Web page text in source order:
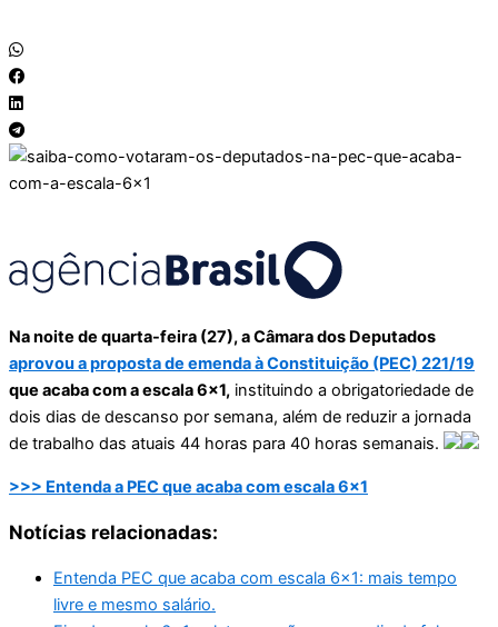
Na noite de quarta-feira (27), a Câmara dos Deputados
aprovou a proposta de emenda à Constituição (PEC) 221/19
que acaba com a escala 6×1, instituindo a obrigatoriedade de
dois dias de descanso por semana, além de reduzir a jornada
de trabalho das atuais 44 horas para 40 horas semanais.
>>> Entenda a PEC que acaba com escala 6×1
Notícias relacionadas:
Entenda PEC que acaba com escala 6×1: mais tempo
livre e mesmo salário.